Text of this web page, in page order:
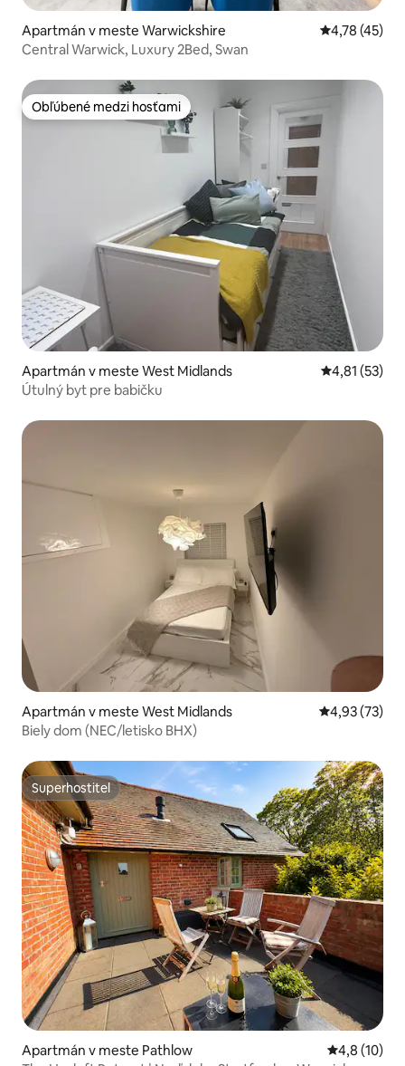
Apartmán v meste Warwickshire Priemerné
4,78 (45)
Central Warwick, Luxury 2Bed, Swan
Obľúbené medzi hosťami
Obľúbené medzi hosťami
Apartmán v meste West Midlands Priemerné
4,81 (53)
Útulný byt pre babičku
Apartmán v meste West Midlands Priemerné
4,93 (73)
Biely dom (NEC/letisko BHX)
Superhostiteľ
Superhostiteľ
Apartmán v meste Pathlow Priemerné
4,8 (10)